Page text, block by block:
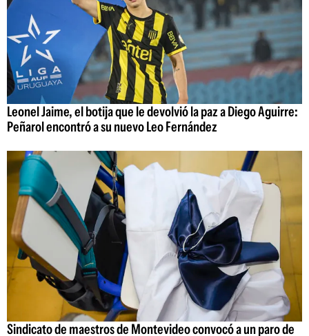
Leonel Jaime, el botija que le devolvió la paz a Diego Aguirre:
Peñarol encontró a su nuevo Leo Fernández
Sindicato de maestros de Montevideo convocó a un paro de